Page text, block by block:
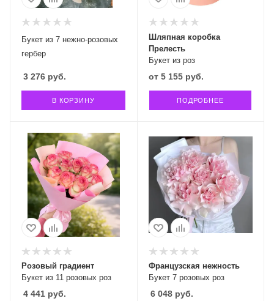
Букет из 7 нежно-розовых
гербер
3 276 руб.
В КОРЗИНУ
Букет из роз
Шляпная коробка
Прелесть
от 5 155 руб.
ПОДРОБНЕЕ
Букет из 11 розовых роз
Розовый градиент
4 441 руб.
Букет 7 розовых роз
Французская нежность
6 048руб.